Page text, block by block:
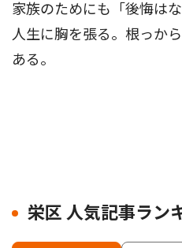
家族のためにも「後悔は
人生に胸を張る。根っか
ある。
栄区 人気記事ラン